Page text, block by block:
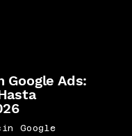
Google Ads:
Google